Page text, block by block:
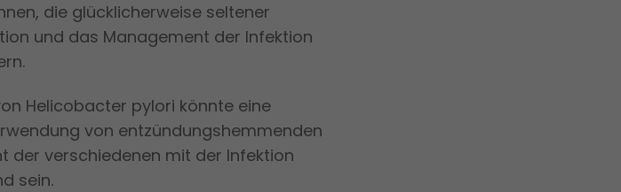
die glücklicherweise seltener
und das Management der Infektion
Helicobacter pylori könnte eine
von entzündungshemmenden
der verschiedenen mit der Infektion
sein.